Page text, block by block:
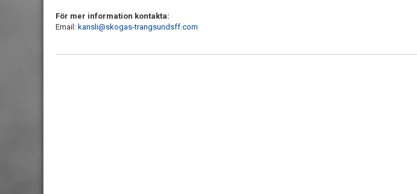
För mer information kontakta:
Email: kansli@skogas-trangsundsff.com